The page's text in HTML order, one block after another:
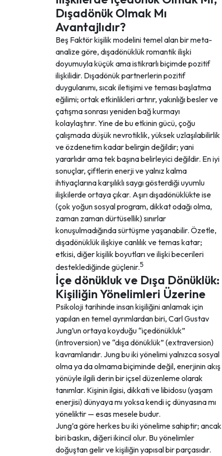
Dışadönük Olmak Mı
Avantajlıdır?
Beş Faktör kişilik modelini temel alan bir meta-
analize göre, dışadönüklük romantik ilişki
doyumuyla küçük ama istikrarlı biçimde pozitif
ilişkilidir. Dışadönük partnerlerin pozitif
duygulanımı, sıcak iletişimi ve teması başlatma
eğilimi; ortak etkinlikleri artırır, yakınlığı besler ve
çatışma sonrası yeniden bağ kurmayı
kolaylaştırır. Yine de bu etkinin gücü, çoğu
çalışmada düşük nevrotiklik, yüksek uzlaşılabilirlik
ve özdenetim kadar belirgin değildir; yani
yararlıdır ama tek başına belirleyici değildir. En iyi
sonuçlar, çiftlerin enerji ve yalnız kalma
ihtiyaçlarına karşılıklı saygı gösterdiği uyumlu
ilişkilerde ortaya çıkar. Aşırı dışadönüklükte ise
(çok yoğun sosyal program, dikkat odağı olma,
zaman zaman dürtüsellik) sınırlar
konuşulmadığında sürtüşme yaşanabilir. Özetle,
dışadönüklük ilişkiye canlılık ve temas katar;
etkisi, diğer kişilik boyutları ve ilişki becerileri
desteklediğinde güçlenir.5
İçe dönükluk ve Dışa Dönüklük:
Kişiliğin Yönelimleri Üzerine
Psikoloji tarihinde insan kişiliğini anlamak için
yapılan en temel ayrımlardan biri, Carl Gustav
Jung’un ortaya koyduğu “içedönükluk”
(introversion) ve “dışa dönüklük” (extraversion)
kavramlarıdır. Jung bu iki yönelimi yalnızca sosyal
olma ya da olmama biçiminde değil, enerjinin akış
yönüyle ilgili derin bir içsel düzenleme olarak
tanımlar. Kişinin ilgisi, dikkati ve libidosu (yaşam
enerjisi) dünyaya mı yoksa kendi iç dünyasına mı
yöneliktir — esas mesele budur.
Jung’a göre herkes bu iki yönelime sahiptir; ancak
biri baskın, diğeri ikincil olur. Bu yönelimler
doğuştan gelir ve kişiliğin yapısal bir parçasıdır.